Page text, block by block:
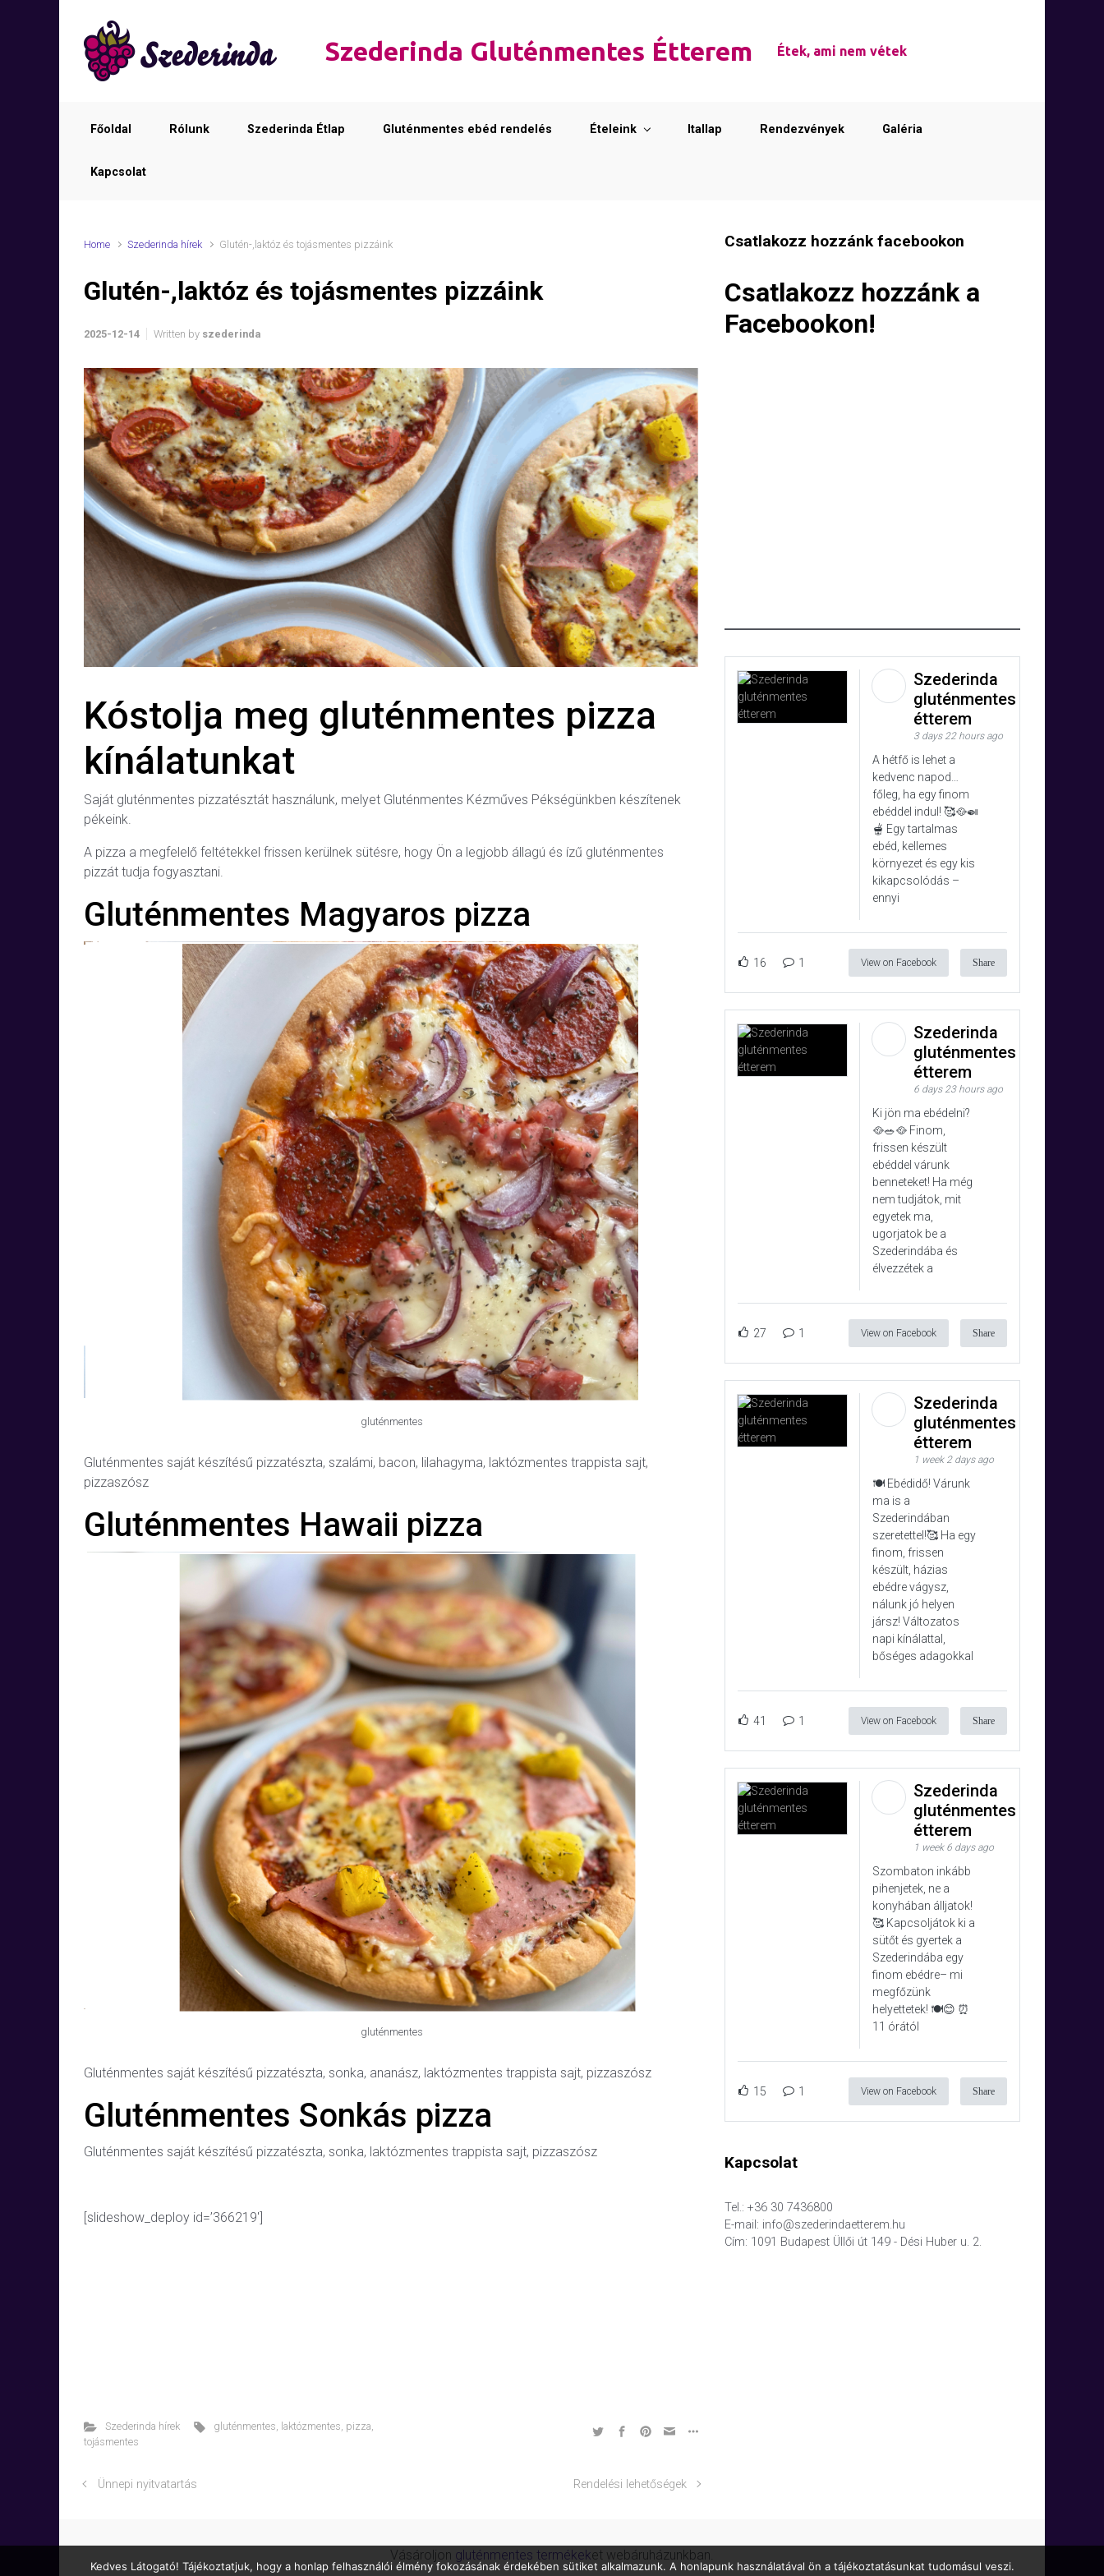
Szederinda Gluténmentes Étterem Étek, ami nem vétek
Főoldal Rólunk Szederinda Étlap Gluténmentes ebéd rendelés Ételeink Itallap Rendezvények Galéria
Kapcsolat
Home Szederinda hírek Glutén-,laktóz és tojásmentes pizzáink
Glutén-,laktóz és tojásmentes pizzáink
2025-12-14 Written by szederinda
Kóstolja meg gluténmentes pizza
kínálatunkat
Saját gluténmentes pizzatésztát használunk, melyet Gluténmentes Kézműves Pékségünkben készítenek
pékeink.
A pizza a megfelelő feltétekkel frissen kerülnek sütésre, hogy Ön a legjobb állagú és ízű gluténmentes
pizzát tudja fogyasztani.
Gluténmentes Magyaros pizza
gluténmentes
Gluténmentes saját készítésű pizzatészta, szalámi, bacon, lilahagyma, laktózmentes trappista sajt,
pizzaszósz
Gluténmentes Hawaii pizza
gluténmentes
Gluténmentes saját készítésű pizzatészta, sonka, ananász, laktózmentes trappista sajt, pizzaszósz
Gluténmentes Sonkás pizza
Gluténmentes saját készítésű pizzatészta, sonka, laktózmentes trappista sajt, pizzaszósz
[slideshow_deploy id=’366219′]
Szederinda hírek gluténmentes, laktózmentes, pizza,
tojásmentes
Ünnepi nyitvatartás Rendelési lehetőségek
Csatlakozz hozzánk facebookon
Csatlakozz hozzánk a
Facebookon!
Szederinda
gluténmentes
étterem
3 days 22 hours ago
A hétfő is lehet a
kedvenc napod…
főleg, ha egy finom
ebéddel indul! 🥰🥘🍛
🫕 Egy tartalmas
ebéd, kellemes
környezet és egy kis
kikapcsolódás –
ennyi
16 1 View on Facebook Share
Szederinda
gluténmentes
étterem
6 days 23 hours ago
Ki jön ma ebédelni?
🥘🥗🥘 Finom,
frissen készült
ebéddel várunk
benneteket! Ha még
nem tudjátok, mit
egyetek ma,
ugorjatok be a
Szederindába és
élvezzétek a
27 1 View on Facebook Share
Szederinda
gluténmentes
étterem
1 week 2 days ago
🍽️ Ebédidő! Várunk
ma is a
Szederindában
szeretettel!🥰 Ha egy
finom, frissen
készült, házias
ebédre vágysz,
nálunk jó helyen
jársz! Változatos
napi kínálattal,
bőséges adagokkal
41 1 View on Facebook Share
Szederinda
gluténmentes
étterem
1 week 6 days ago
Szombaton inkább
pihenjetek, ne a
konyhában álljatok!
🥰 Kapcsoljátok ki a
sütőt és gyertek a
Szederindába egy
finom ebédre– mi
megfőzünk
helyettetek! 🍽️😊 ⏰
11 órától
15 1 View on Facebook Share
Kapcsolat
Tel.: +36 30 7436800
E-mail: info@szederindaetterem.hu
Cím: 1091 Budapest Üllői út 149 - Dési Huber u. 2.
Vásároljon gluténmentes termékeket webáruházunkban.
Kedves Látogató! Tájékoztatjuk, hogy a honlap felhasználói élmény fokozásának érdekében sütiket alkalmazunk. A honlapunk használatával ön a tájékoztatásunkat tudomásul veszi.